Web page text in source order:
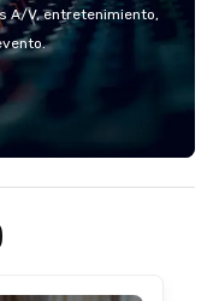
Spears, Bruno Mars,
melody reimagined
lean in, sparking
Event: We don’t just
A/V, entretenimiento,